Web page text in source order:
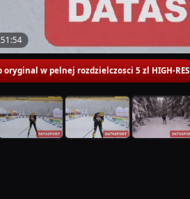
oryginal w pelnej rozdzielczosci 5 zl HIGH-RES